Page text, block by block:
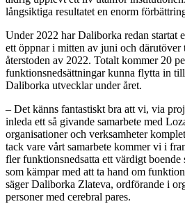
långsiktiga resultatet en enorm
Under 2022 har Daliborka redan startat
ett öppnar i mitten av juni och därutöver
återstoden av 2022. Totalt kommer 20
funktionsnedsättningar kunna flytta in
Daliborka utvecklar under året.
– Det känns fantastiskt bra att vi, via
inleda ett så givande samarbete med
organisationer och verksamheter
tack vare vårt samarbete kommer vi i
fler funktionsnedsatta ett värdigt boende
som kämpar med att ta hand om
säger Daliborka Zlateva, ordförande i
personer med cerebral pares.